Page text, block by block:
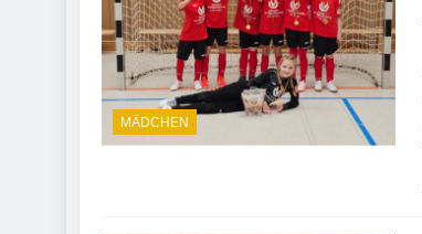
MÄDCHEN